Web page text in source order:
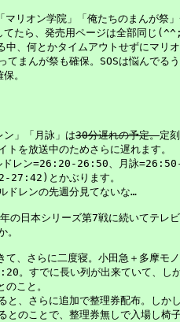
リオン学院」「俺たちのまんが祭
てたら、発売用ページは全部同じ
、何とかタイムアウトせずにマリ
まんが祭も確保。SOSは悩んでる
。
」「月詠」は30分遅れの予定。定
を放送中のためさらに遅れます。
ドレン=26:20-26:50、月詠
とかぶります。
ドレンの先週分見てないな…
の日本シリーズ第7戦に続いてテレ
。
、さらに二度寝。小田急＋多摩モ
。すでに長い列が出来ていて、し
こと。
、さらに追加で整理券配布。しか
のことで、整理券無しで入場し椅